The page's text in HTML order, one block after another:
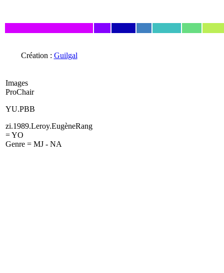
Création : Guilgal
Images
ProChair
YU.PBB
zi.1989.Leroy.EugèneRang
= YO
Genre = MJ - NA